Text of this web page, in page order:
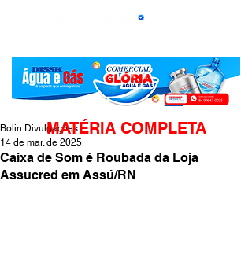
Caixa de Som é Roubada da Loja
Assucred em Assú/RN
Bolin Divulgações
14 de mar. de 2025
MATÉRIA COMPLETA